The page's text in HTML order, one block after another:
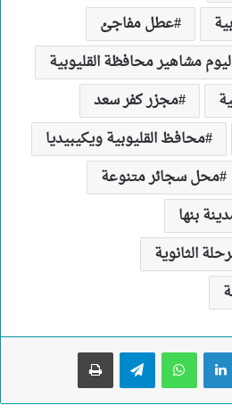
عطل مفاجئ
مشاهير محافظة القليوبية
مجزر كفر سعد
محافظ القليوبية ويكيبيديا
محل سجائر متنوعة
بنها
الثانوية
لينكدإن واتساب تيلقرام طباعة